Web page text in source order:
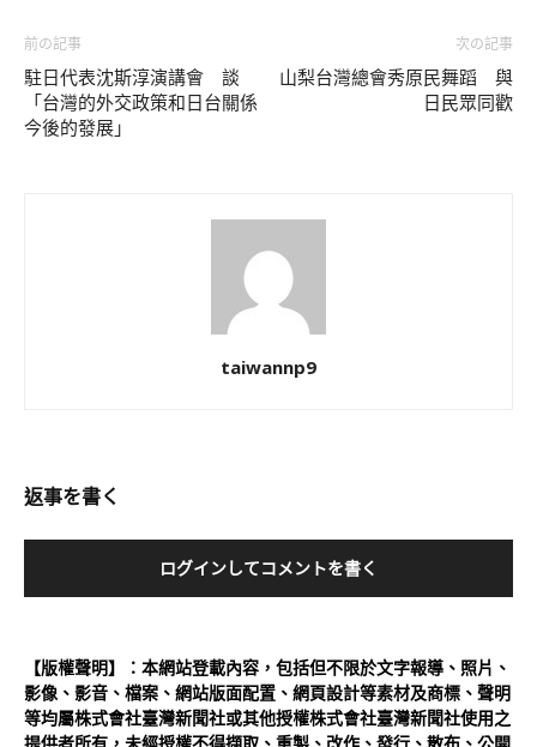
前の記事
駐日代表沈斯淳演講會 談
「台灣的外交政策和日台關係
今後的發展」
次の記事
山梨台灣總會秀原民舞蹈 與
日民眾同歡
taiwannp9
返事を書く
ログインしてコメントを書く
【版權聲明】：本網站登載內容，包括但不限於文字報導、照片、
影像、影音、檔案、網站版面配置、網頁設計等素材及商標、聲明
等均屬株式會社臺灣新聞社或其他授權株式會社臺灣新聞社使用之